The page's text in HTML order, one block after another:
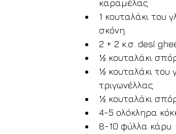
καραμέλας
1 κουταλάκι του
σκόνη
2 + 2 κ.σ. desi
½ κουταλάκι
½ κουταλάκι του
τριγωνέλλας
½ κουταλάκι
4-5 ολόκληρα
8-10 φύλλα κάρυ